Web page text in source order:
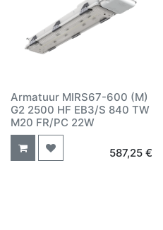
Armatuur MIRS67-600 (M)
G2 2500 HF EB3/S 840 TW
M20 FR/PC 22W
587,25 €